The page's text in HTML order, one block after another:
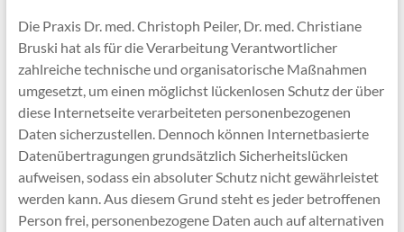
Die Praxis Dr. med. Christoph Peiler, Dr. med. Christiane
Bruski hat als für die Verarbeitung Verantwortlicher
zahlreiche technische und organisatorische Maßnahmen
umgesetzt, um einen möglichst lückenlosen Schutz der über
diese Internetseite verarbeiteten personenbezogenen
Daten sicherzustellen. Dennoch können Internetbasierte
Datenübertragungen grundsätzlich Sicherheitslücken
aufweisen, sodass ein absoluter Schutz nicht gewährleistet
werden kann. Aus diesem Grund steht es jeder betroffenen
Person frei, personenbezogene Daten auch auf alternativen